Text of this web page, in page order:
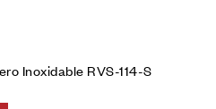
Inoxidable RVS-114-S